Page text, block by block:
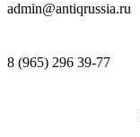
admin@antiqrussia.ru
8 (965) 296 39-77